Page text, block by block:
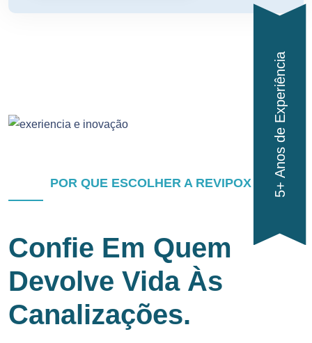
5+ Anos de Experiência
POR QUE ESCOLHER A REVIPOX
Confie Em Quem
Devolve Vida Às
Canalizações.